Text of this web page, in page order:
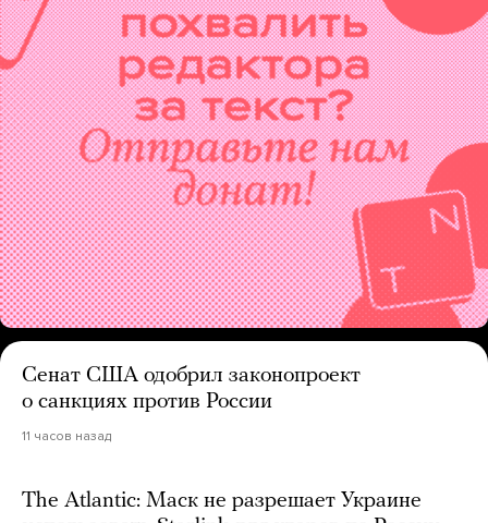
Сенат США одобрил законопроект
о санкциях против России
11 часов назад
The Atlantic: Маск не разрешает Украине